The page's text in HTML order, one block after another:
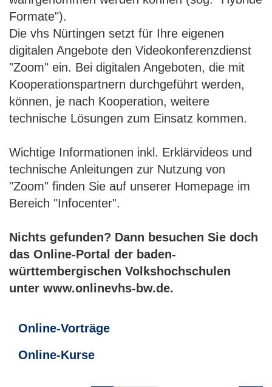
Formate").
Die vhs Nürtingen setzt für Ihre eigenen
digitalen Angebote den Videokonferenzdienst
"Zoom" ein. Bei digitalen Angeboten, die mit
Kooperationspartnern durchgeführt werden,
können, je nach Kooperation, weitere
technische Lösungen zum Einsatz kommen.
Wichtige Informationen inkl. Erklärvideos und
technische Anleitungen zur Nutzung von
"Zoom" finden Sie auf unserer Homepage im
Bereich "Infocenter".
Nichts gefunden? Dann besuchen Sie doch
das Online-Portal der baden-
württembergischen Volkshochschulen
unter www.onlinevhs-bw.de.
Online-Vorträge
Online-Kurse